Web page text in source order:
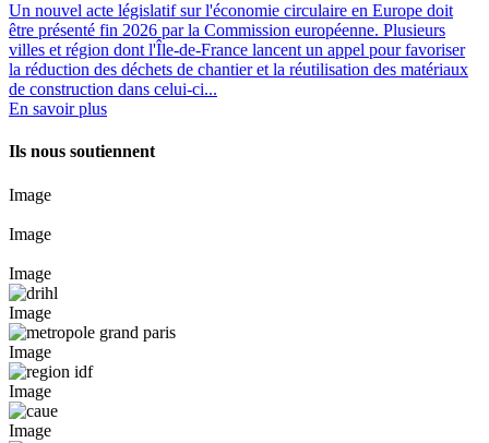
Un nouvel acte législatif sur l'économie circulaire en Europe doit
être présenté fin 2026 par la Commission européenne. Plusieurs
villes et région dont l'Île-de-France lancent un appel pour favoriser
la réduction des déchets de chantier et la réutilisation des matériaux
de construction dans celui-ci...
En savoir plus
Ils nous soutiennent
Image
Image
Image
Image
Image
Image
Image